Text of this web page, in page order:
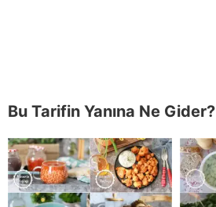
Bu Tarifin Yanına Ne Gider?